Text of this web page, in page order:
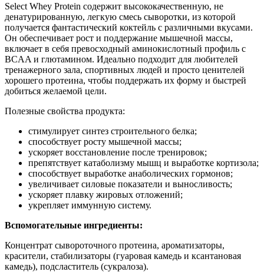
Select Whey Protein содержит высококачественную, не
денатурированную, легкую смесь сыворотки, из которой
получается фантастический коктейль с различными вкусами.
Он обеспечивает рост и поддержание мышечной массы,
включает в себя превосходный аминокислотный профиль с
BCAA и глютамином. Идеально подходит для любителей
тренажерного зала, спортивных людей и просто ценителей
хорошего протеина, чтобы поддержать их форму и быстрей
добиться желаемой цели.
Полезные свойства продукта:
стимулирует синтез строительного белка;
способствует росту мышечной массы;
ускоряет восстановление после тренировок;
препятствует катаболизму мышц и выработке кортизола;
способствует выработке анаболических гормонов;
увеличивает силовые показатели и выносливость;
ускоряет плавку жировых отложений;
укрепляет иммунную систему.
Вспомогательные ингредиенты:
Концентрат сывороточного протеина, ароматизаторы,
красители, стабилизаторы (гуаровая камедь и ксантановая
камедь), подсластитель (сукралоза).